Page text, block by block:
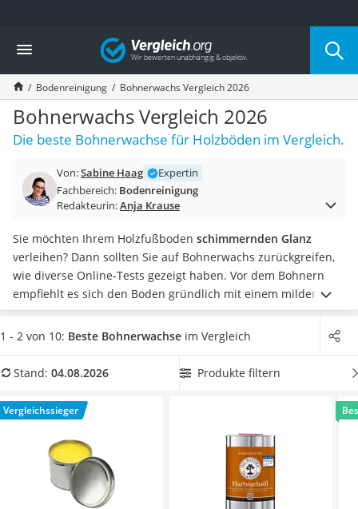
Die beliebtesten Vergleiche nach Kategorie
Haushalt
Wassersprudler
Zentralstaubsauger
Brotbackautomat
Wischroboter
Wäschespinne
Spülmaschinentabs
Akku-Staubsauger
AEG-Waschmaschine
Saug-Wisch-Roboter
Handstaubsauger
Milchaufschäumer
Kondenstrockner
Reiskocher
Tierhaarstaubsauger
Nespresso-Maschine
Messerschärfer
Vergleich
Bodenreinigung Bohnerwachs Vergleich 2026
Bohnerwachs Vergleich 2026
Die beste Bohnerwachse für Holzböden im Vergleich.
Von:Sabine Haag
Expertin
Fachbereich: Bodenreinigung
Redakteurin:Anja Krause
Sie möchten Ihrem Holzfußboden schimmernden Glanz
verleihen? Dann sollten Sie auf Bohnerwachs zurückgreifen,
wie diverse Online-Tests gezeigt haben. Vor dem Bohnern
empfiehlt es sich den Boden gründlich mit einem milden
Bodenreinigerzu säubern. Viele Arten von Bohnerwachs
schenken nicht nur Holzböden neuen Glanz. Sie sind
geeignet. Wählen Sie jetzt in unserer Vergleichstabelle das
ihm neuen Glanz schenkt. Überzeugt hat uns hier im August
2026 besonders das Modell
seinen Eigenschaften.
1 - 2 von 10: Beste Bohnerwachse im Vergleich
Stand: 04.08.2026 Produkte filtern
Vergleichssieger